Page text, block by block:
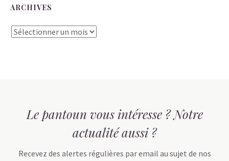
ARCHIVES
Archives
Le pantoun vous intéresse ? Notre
actualité aussi ?
Recevez des alertes régulières par email au sujet de nos